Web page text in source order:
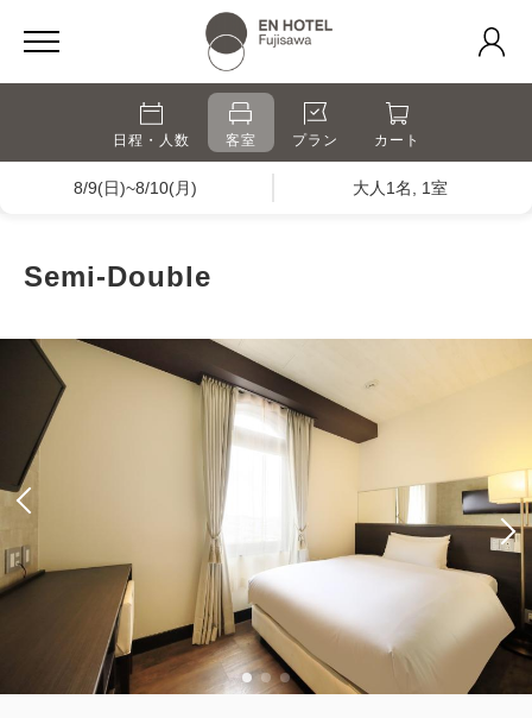
日程・人数 客室 プラン カート
8/9(日)~8/10(月) 大人1名, 1室
Semi-Double